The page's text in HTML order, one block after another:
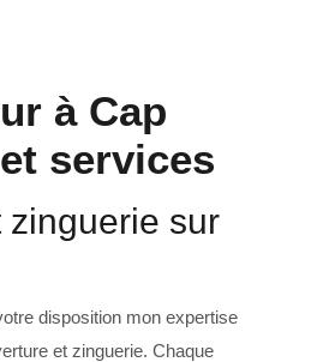
à Cap
services
zinguerie sur
disposition mon expertise
et zinguerie. Chaque